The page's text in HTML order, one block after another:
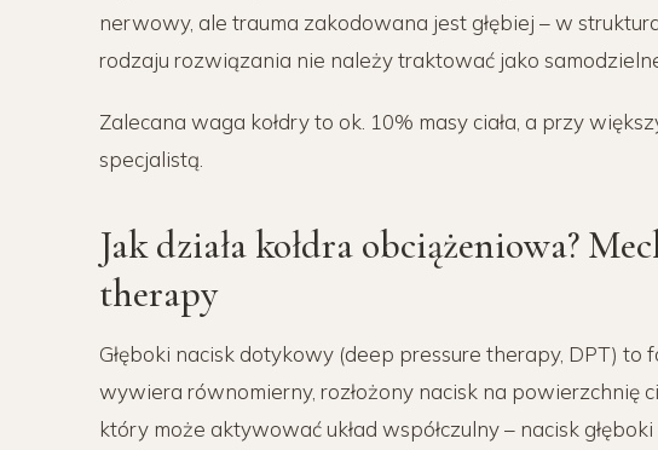
nerwowy, ale trauma zakodowana jest głębiej – w
rodzaju rozwiązania nie należy traktować jako
Zalecana waga kołdry to ok. 10% masy ciała, a przy
specjalistą.
Jak działa kołdra obciążeniowa?
therapy
Głęboki nacisk dotykowy (deep pressure therapy, DPT) to
wywiera równomierny, rozłożony nacisk na powierzchnię
który może aktywować układ współczulny – nacisk